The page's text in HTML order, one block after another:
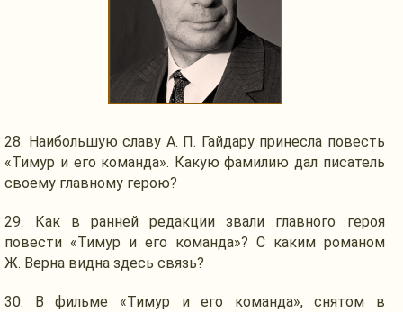
28. Наибольшую славу А. П. Гайдарупринесла повесть
«Тимур и его команда». Какую фамилию дал писатель
своему главному герою?
29. Как в раннейредакции звали главного героя
повести «Тимур и его команда»? С какимроманом
Ж. Верна видназдесь связь?
30. В фильме «Тимур и его команда», снятом в